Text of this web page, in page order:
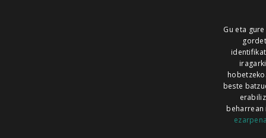
ALEA
Gu eta
hobetzeko.
beste